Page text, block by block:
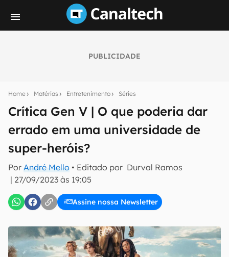
PUBLICIDADE
Home Matérias Entretenimento Séries
Crítica Gen V | O que poderia dar
errado em uma universidade de
super-heróis?
Por André Mello • Editado por Durval Ramos
| 27/09/2023 às 19:05
Assine nossa Newsletter
notícias e reviews sobre tecnologia em primeira
mão.
E-mail
inscreva-se
Confirmo que li, aceito e concordo com os Termos de
Uso e Política de Privacidade do Canaltech.